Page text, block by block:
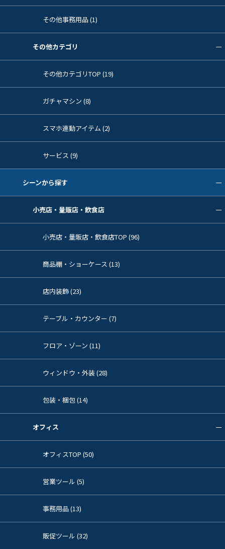
その他事務用品 (1)
その他カテゴリ
その他カテゴリTOP (19)
ガチャマシン (8)
スマホ連動アイテム (2)
サービス (9)
シーンから探す
小売店・量販店・飲食店
小売店・量販店・飲食店TOP (96)
商品棚・ショーケース (13)
店内装飾 (23)
テーブル・カウンター (7)
フロア・ゾーン (11)
ウィンドウ・外装 (28)
包装・梱包 (14)
オフィス
オフィスTOP (50)
営業ツール (5)
事務用品 (13)
販促ツール (32)